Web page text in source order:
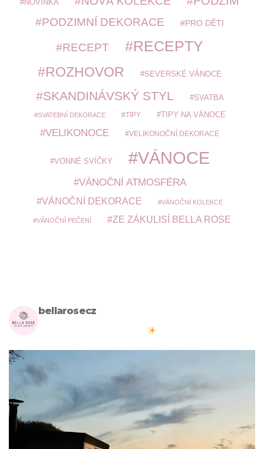
NOVINKA
PODZIMNÍ DEKORACE PRO DĚTI
RECEPT RECEPTY
ROZHOVOR SEVERSKÉ VÁNOCE
SKANDINÁVSKÝ STYL SVATBA
SVATEBNÍ DEKORACE TIPY TIPY NA VÁNOCE
VELIKONOCE VELIKONOČNÍ DEKORACE
VONNÉ SVÍČKY VÁNOCE
VÁNOČNÍ ATMOSFÉRA
VÁNOČNÍ DEKORACE VÁNOČNÍ KOLEKCE
VÁNOČNÍ PEČENÍ ZE ZÁKULISÍ BELLA ROSE
bellarosecz